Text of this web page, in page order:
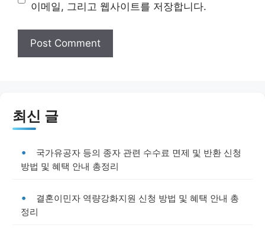
이메일, 그리고 웹사이트를 저장합니다.
최신 글
국가유공자 등의 종자 관련 수수료 면제 및 반환 신청
방법 및 혜택 안내 총정리
결혼이민자 역량강화지원 신청 방법 및 혜택 안내 총
정리